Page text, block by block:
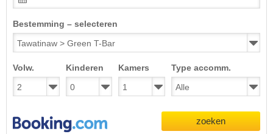
Bestemming – selecteren
Volw. Kinderen Kamers Type accomm.
zoeken